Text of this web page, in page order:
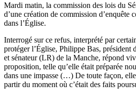
Mardi matin, la commission des lois du
d’une création de commission d’enquête
dans l’Église.
Interrogé sur ce refus, interprété par
protéger l’Église, Philippe Bas, président
et sénateur (LR) de la Manche, répond
proposition, telle qu’elle était préparée
dans une impasse (…) De toute façon,
partir du moment où c’était des faits